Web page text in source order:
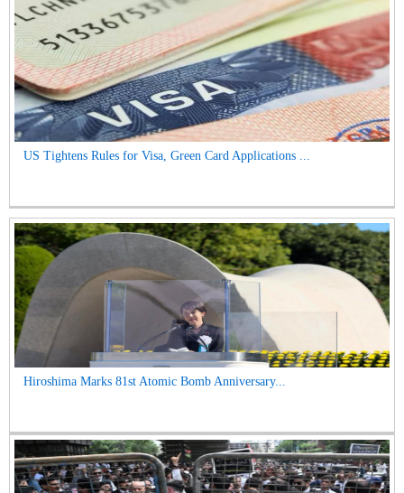
US Tightens Rules for Visa, Green Card Applications ...
Hiroshima Marks 81st Atomic Bomb Anniversary...